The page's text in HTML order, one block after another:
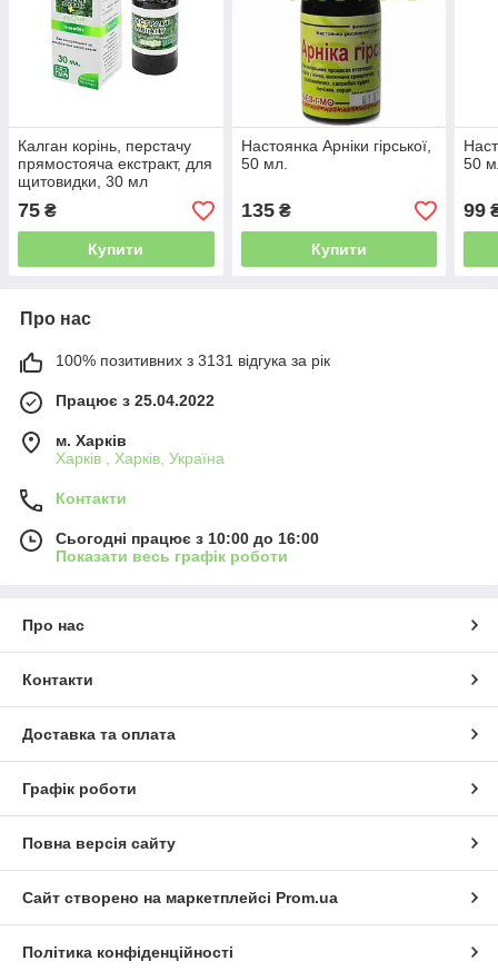
Калган корінь, перстачу
прямостояча екстракт, для
щитовидки, 30 мл
75 ₴
Купити
Настоянка Арніки гірської,
50 мл.
135₴
Купити
50
99
Про нас
100% позитивних з 3131 відгука за рік
Працює з 25.04.2022
м. Харків
Харків , Харків, Україна
Контакти
Сьогодні працює з 10:00 до 16:00
Показати весь графік роботи
Про нас
Контакти
Доставка та оплата
Графік роботи
Повна версія сайту
Сайт створено на маркетплейсі Prom.ua
Політика конфіденційності